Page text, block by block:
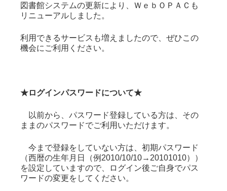
図書館システムの更新により、ＷｅｂＯＰＡＣも
リニューアルしました。
利用できるサービスも増えましたので、ぜひこの
機会にご利用ください。
★ログインパスワードについて★
以前から、パスワード登録している方は、その
ままのパスワードでご利用いただけます。
今まで登録をしていない方は、初期パスワード
（西暦の生年月日（例2010/10/10→20101010））
を設定していますので、ログイン後ご自身でパス
ワードの変更をしてください。